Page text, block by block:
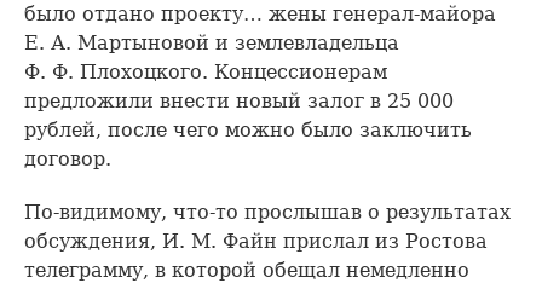
было отдано проекту… жены генерал-майора
Е. А. Мартыновой и землевладельца
Ф. Ф. Плохоцкого. Концессионерам
предложили внести новый залог в 25 000
рублей, после чего можно было заключить
договор.
По-видимому, что-то прослышав о результатах
обсуждения, И. М. Файн прислал из Ростова
телеграмму, в которой обещал немедленно